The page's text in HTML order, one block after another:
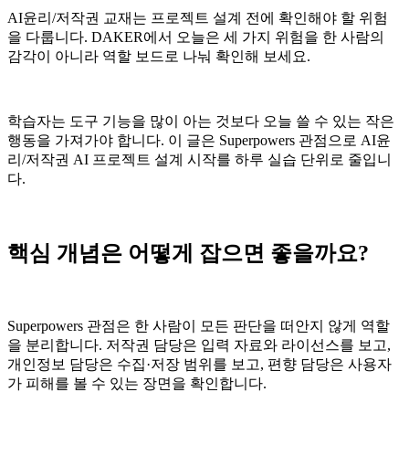
AI윤리/저작권 교재는 프로젝트 설계 전에 확인해야 할 위험
을 다룹니다. DAKER에서 오늘은 세 가지 위험을 한 사람의
감각이 아니라 역할 보드로 나눠 확인해 보세요.
학습자는 도구 기능을 많이 아는 것보다 오늘 쓸 수 있는 작은
행동을 가져가야 합니다. 이 글은 Superpowers 관점으로 AI윤
리/저작권 AI 프로젝트 설계 시작를 하루 실습 단위로 줄입니
다.
핵심 개념은 어떻게 잡으면 좋을까요?
Superpowers 관점은 한 사람이 모든 판단을 떠안지 않게 역할
을 분리합니다. 저작권 담당은 입력 자료와 라이선스를 보고,
개인정보 담당은 수집·저장 범위를 보고, 편향 담당은 사용자
가 피해를 볼 수 있는 장면을 확인합니다.